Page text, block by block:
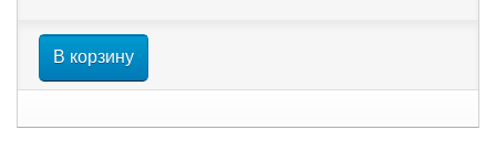
В корзину